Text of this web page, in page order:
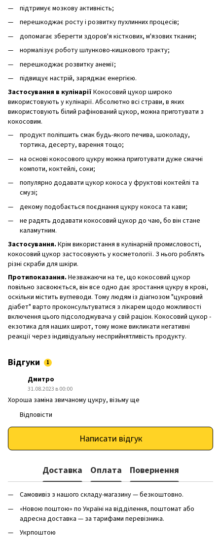
підтримує мозкову активність;
перешкоджає росту і розвитку пухлинних процесів;
допомагає зберегти здоров'я кісткових, м'язових тканин;
нормалізує роботу шлунково-кишкового тракту;
перешкоджає розвитку анемії;
підвищує настрій, заряджає енергією.
Застосування в кулінарії Кокосовий цукор широко
використовують у кулінарії. Абсолютно всі страви, в яких
використовують білий рафінований цукор, можна приготувати з
кокосовим.
продукт поліпшить смак будь-якого печива, шоколаду,
тортика, десерту, варення тощо;
на основі кокосового цукру можна приготувати дуже смачні
компоти, коктейлі, соки;
популярно додавати цукор кокоса у фруктові коктейлі та
смузі;
декому подобається поєднання цукру кокоса та кави;
не радять додавати кокосовий цукор до чаю, бо він стане
каламутним.
Застосування. Крім використання в кулінарній промисловості,
кокосовий цукор застосовують у косметології. З нього роблять
різні скраби для шкіри.
Протипоказання. Незважаючи на те, що кокосовий цукор
повільно засвоюється, він все одно дає зростання цукру в крові,
оскільки містить вуглеводи. Тому людям із діагнозом "цукровий
діабет" варто проконсультуватися з лікарем щодо можливості
включення цього підсолоджувача у свій раціон. Кокосовий цукор -
екзотика для наших широт, тому може викликати негативні
реакції через індивідуальну несприйнятливість продукту.
Відгуки 1
Дмитро
31.08.2023 в 00:00
Хороша заміна звичаному цукру, візьму ще
Відповісти
Написати відгук
Доставка Оплата Повернення
Самовивіз з нашого складу-магазину — безкоштовно.
«Новою поштою» по Україні на відділення, поштомат або
адресна доставка — за тарифами перевізника.
Укрпоштою